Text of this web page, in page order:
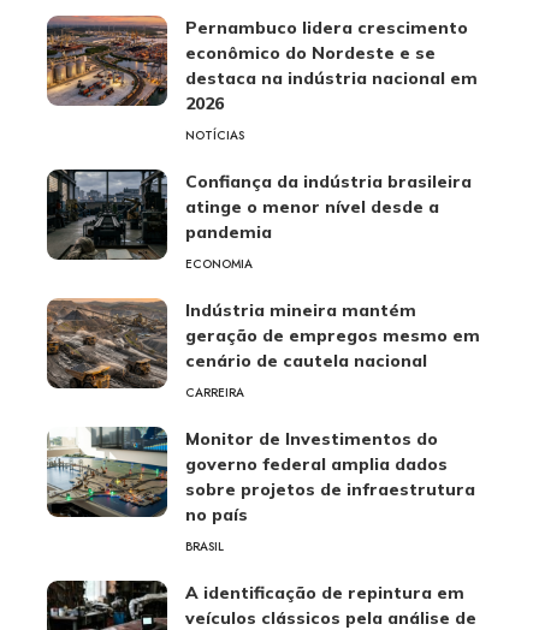
Pernambuco lidera crescimento
econômico do Nordeste e se
destaca na indústria nacional em
2026
NOTÍCIAS
Confiança da indústria brasileira
atinge o menor nível desde a
pandemia
ECONOMIA
Indústria mineira mantém
geração de empregos mesmo em
cenário de cautela nacional
CARREIRA
Monitor de Investimentos do
governo federal amplia dados
sobre projetos de infraestrutura
no país
BRASIL
A identificação de repintura em
veículos clássicos pela análise de